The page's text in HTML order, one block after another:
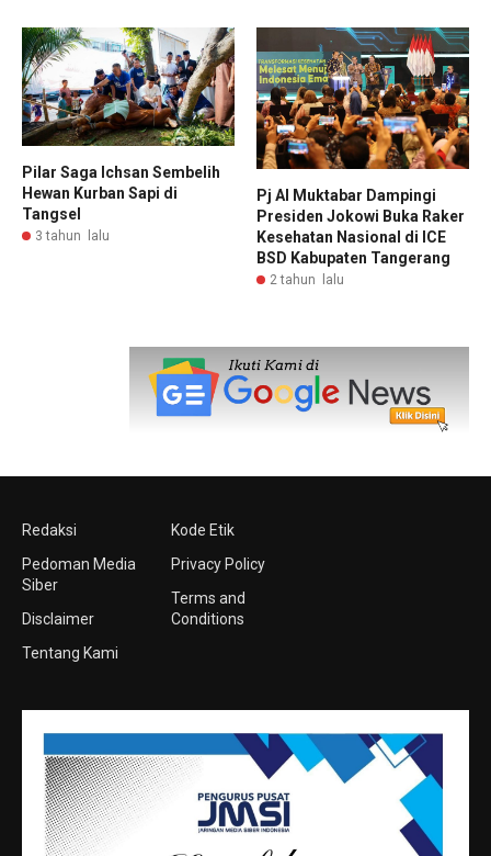
Pilar Saga Ichsan Sembelih
Hewan Kurban Sapi di
Tangsel
3 tahun lalu
Pj Al Muktabar Dampingi
Presiden Jokowi Buka Raker
Kesehatan Nasional di ICE
BSD Kabupaten Tangerang
2 tahun lalu
Redaksi
Pedoman Media
Siber
Disclaimer
Tentang Kami
Kode Etik
Privacy Policy
Terms and
Conditions